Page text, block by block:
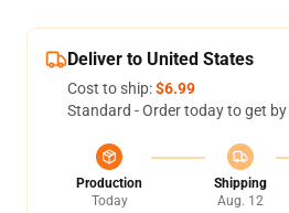
Deliver to United States
Cost to ship:$6.99
Standard - Order today to get by
Production
Today
Shipping
Aug. 12